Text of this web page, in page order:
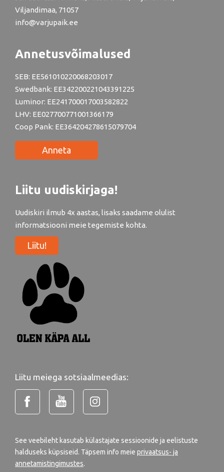
Viljandimaa, 71057
info@varjupaik.ee
Annetusvõimalused
SEB: EE561010220068203017
Swedbank: EE342200221043391225
Luminor: EE241700017003582822
LHV: EE027700771001366179
Coop Pank: EE364204278615079704
Anneta
Liitu uudiskirjaga!
Uudiskiri ilmub 4x aastas, lisaks saadame olulist
informatsiooni meie tegemiste kohta.
Liitu!
Liitu meiega sotsiaalmeedias:
See veebileht kasutab külastajate sessioonide ja eelistuste
halduseks küpsiseid. Täpsem info meie privaatsus- ja
annetamistingimustes.